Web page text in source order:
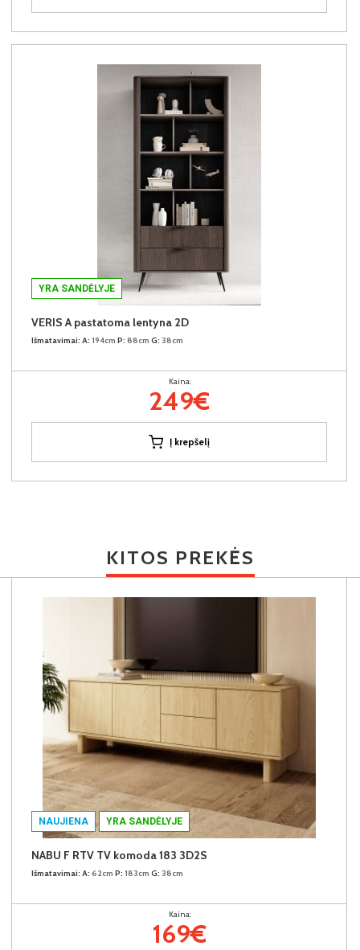
YRA SANDĖLYJE
VERIS A pastatoma lentyna 2D
Išmatavimai: A: 194cm P: 88cm G: 38cm
Kaina:
249€
Į krepšelį
KITOS PREKĖS
NAUJIENA YRA SANDĖLYJE
NABU F RTV TV komoda 183 3D2S
Išmatavimai: A: 62cm P: 183cm G: 38cm
Kaina:
169€